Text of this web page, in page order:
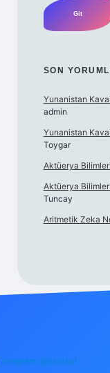
SON
Yunanistan
admin
Yunanistan
Toygar
Aktüerya Bilimleri
Aktüerya Bilimleri
Tuncay
Aritmetik Zeka
Telegram: @karabul